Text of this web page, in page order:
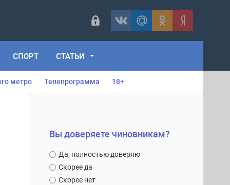
СПОРТ СТАТЬИ
метро Телепрограмма 18+
Вы доверяете чиновникам?
Да, полностью доверяю
Скорее да
Скорее нет